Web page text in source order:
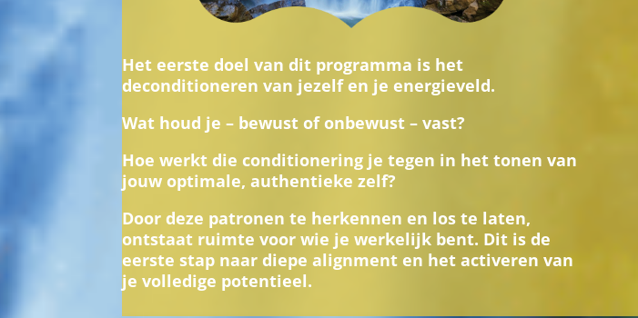
Het eerste doel van dit programma is het
deconditioneren van jezelf en je energieveld.
Wat houd je – bewust of onbewust – vast?
Hoe werkt die conditionering je tegen in het tonen van
jouw optimale, authentieke zelf?
Door deze patronen te herkennen en los te laten,
ontstaat ruimte voor wie je werkelijk bent. Dit is de
eerste stap naar diepe alignment en het activeren van
je volledige potentieel.